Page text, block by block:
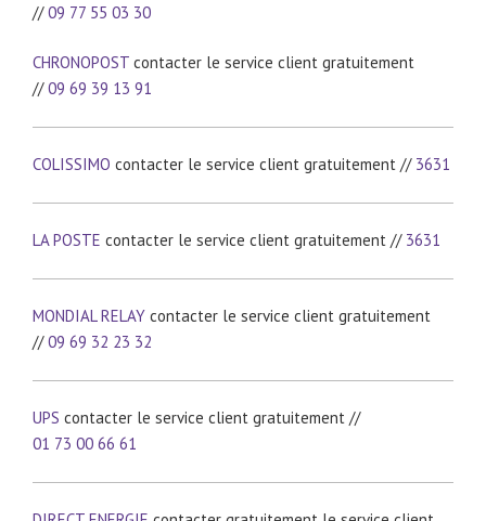
//09 77 55 03 30
CHRONOPOST contacter le service client gratuitement
//09 69 39 13 91
COLISSIMO contacter le service client gratuitement // 3631
LA POSTE contacter le service client gratuitement // 3631
MONDIAL RELAY contacter le service client gratuitement
//09 69 32 23 32
UPS contacter le service client gratuitement //
01 73 00 66 61